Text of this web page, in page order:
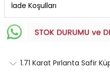
İade Koşulları
1.71 Karat Pırlanta Safir